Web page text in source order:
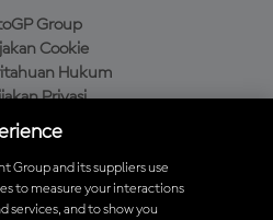
Group
Cookie
Hukum
Privasi
Pembelian
Resmi MotoGP™
Group and its suppliers use
to measure your interactions
services, and to show you